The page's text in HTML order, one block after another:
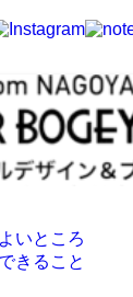
いところ
きること